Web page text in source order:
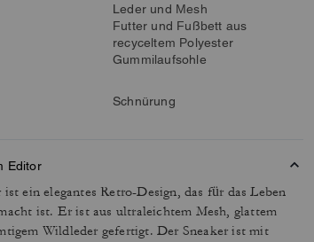
Leder und Mesh
Futter und Fußbett aus
recyceltem Polyester
Gummilaufsohle
Schnürung
Editor
ist ein elegantes Retro-Design, das für das Leben
ist. Er ist aus ultraleichtem Mesh, glattem
Wildleder gefertigt. Der Sneaker ist mit